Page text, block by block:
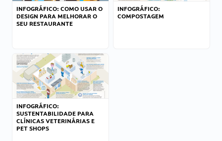
INFOGRÁFICO: COMO USAR O
DESIGN PARA MELHORAR O
SEU RESTAURANTE
INFOGRÁFICO:
COMPOSTAGEM
INFOGRÁFICO:
SUSTENTABILIDADE PARA
CLÍNICAS VETERINÁRIAS E
PET SHOPS